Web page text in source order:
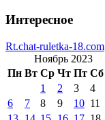
Интересное
Rt.chat-ruletka-18.com
Ноябрь 2023
Пн Вт Ср Чт Пт Сб
1
2 3 4
6
7 8 9 10 11